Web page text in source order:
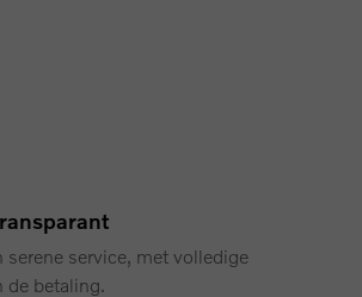
serene service, met volledige
de betaling.